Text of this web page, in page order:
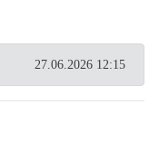
27.06.2026 12:15